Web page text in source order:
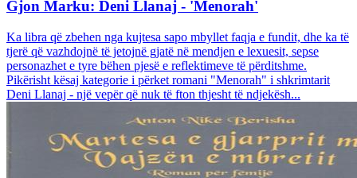
Gjon Marku: Deni Llanaj - 'Menorah'
Ka libra që zbehen nga kujtesa sapo mbyllet faqja e fundit, dhe ka të
tjerë që vazhdojnë të jetojnë gjatë në mendjen e lexuesit, sepse
personazhet e tyre bëhen pjesë e reflektimeve të përditshme.
Pikërisht kësaj kategorie i përket romani "Menorah" i shkrimtarit
Deni Llanaj - një vepër që nuk të fton thjesht të ndjekësh...